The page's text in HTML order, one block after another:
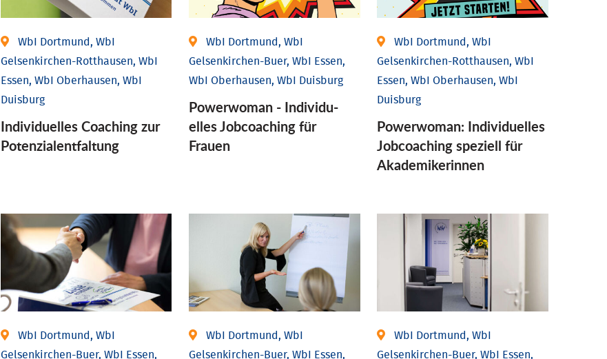
WbI Dortmund, WbI
Gelsenkirchen-Rotthausen, WbI
Essen, WbI Oberhausen, WbI
Duisburg
Individuelles Coaching zur
Potenzialentfaltung
WbI Dortmund, WbI
Gelsenkirchen-Buer, WbI Essen,
WbI Oberhausen, WbI Duisburg
Powerwoman - Individu­
elles Job­coaching für
Frauen
WbI Dortmund, WbI
Gelsenkirchen-Rotthausen, WbI
Essen, WbI Oberhausen, WbI
Duisburg
Powerwoman: Individu­elles
Job­coaching speziell für
Aka­demiker­innen
WbI Dortmund, WbI
Gelsenkirchen-Buer, WbI Essen,
WbI Dortmund, WbI
Gelsenkirchen-Buer, WbI Essen,
WbI Dortmund, WbI
Gelsenkirchen-Buer, WbI Essen,